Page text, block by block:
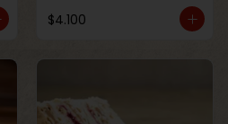
$4.100